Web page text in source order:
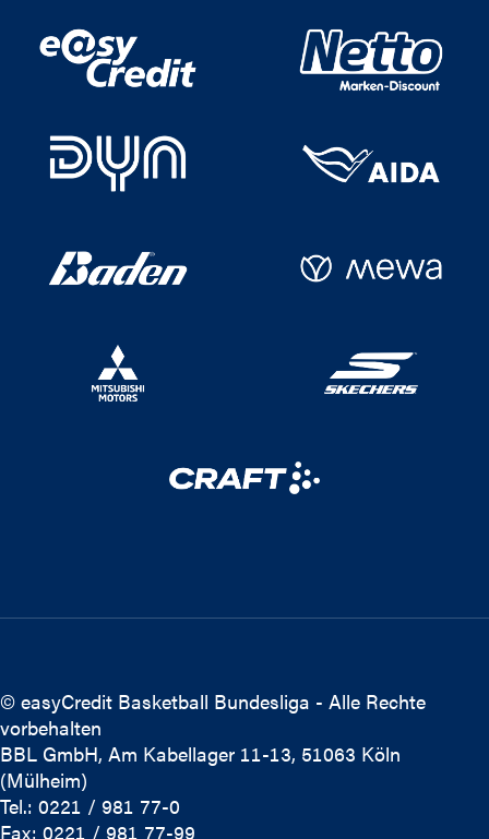
© easyCredit Basketball Bundesliga - Alle Rechte
vorbehalten
BBL GmbH, Am Kabellager 11-13, 51063 Köln
(Mülheim)
Tel.: 0221 / 981 77-0
Fax: 0221 / 981 77-99